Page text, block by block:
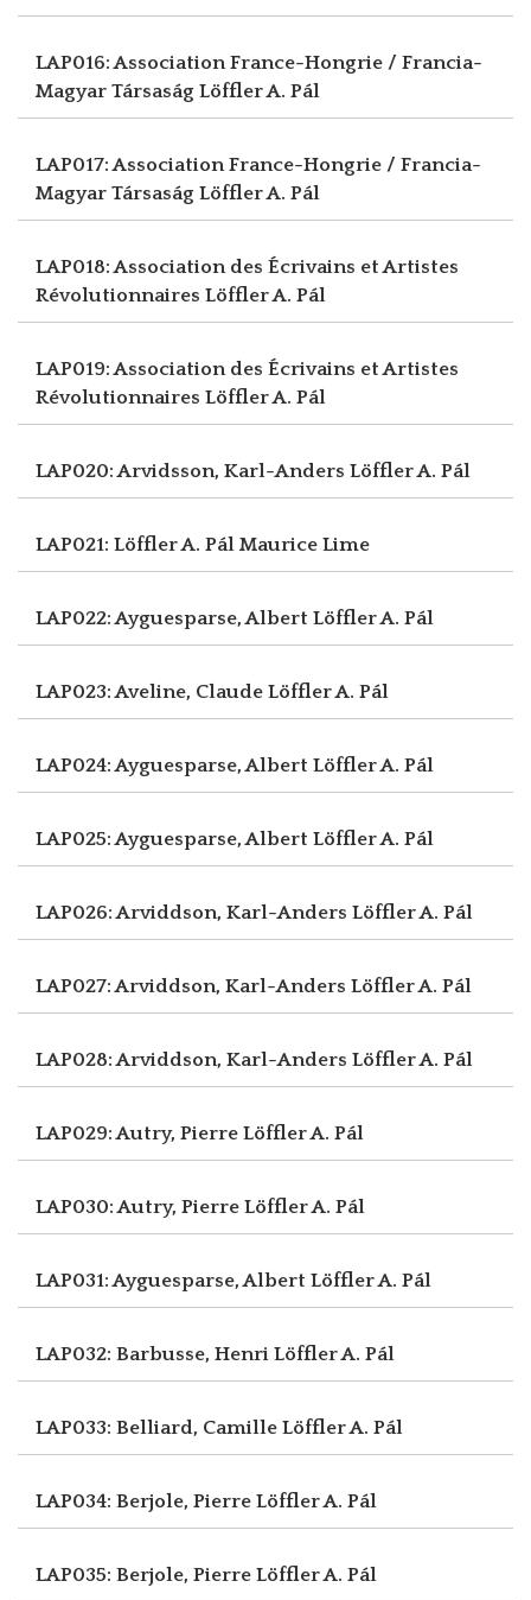
LAP016: Association France-Hongrie / Francia-
Magyar Társaság Löffler A. Pál
LAP017: Association France-Hongrie / Francia-
Magyar Társaság Löffler A. Pál
LAP018: Association des Écrivains et Artistes
Révolutionnaires Löffler A. Pál
LAP019: Association des Écrivains et Artistes
Révolutionnaires Löffler A. Pál
LAP020: Arvidsson, Karl-Anders Löffler A. Pál
LAP021: Löffler A. Pál Maurice Lime
LAP022: Ayguesparse, Albert Löffler A. Pál
LAP023: Aveline, Claude Löffler A. Pál
LAP024: Ayguesparse, Albert Löffler A. Pál
LAP025: Ayguesparse, Albert Löffler A. Pál
LAP026: Arviddson, Karl-Anders Löffler A. Pál
LAP027: Arviddson, Karl-Anders Löffler A. Pál
LAP028: Arviddson, Karl-Anders Löffler A. Pál
LAP029: Autry, Pierre Löffler A. Pál
LAP030: Autry, Pierre Löffler A. Pál
LAP031: Ayguesparse, Albert Löffler A. Pál
LAP032: Barbusse, Henri Löffler A. Pál
LAP033: Belliard, Camille Löffler A. Pál
LAP034: Berjole, Pierre Löffler A. Pál
LAP035: Berjole, Pierre Löffler A. Pál